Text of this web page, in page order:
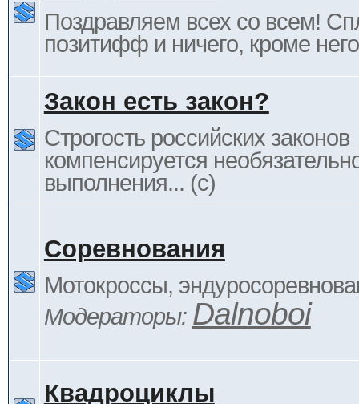
Поздравляем всех со всем!
позитифф и ничего, кроме
Закон есть закон?
Строгость российских законов
компенсируется
выполнения... (c)
Соревнования
Мотокроссы,
Модераторы: Dalnoboi
Квадроциклы